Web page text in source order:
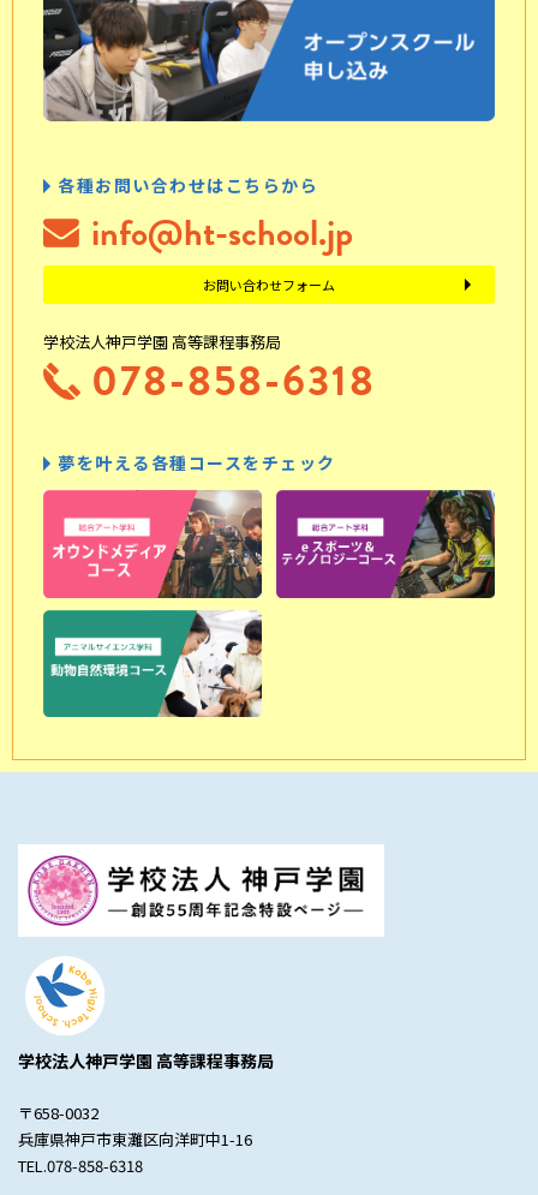
各種お問い合わせはこちらから
info@ht-school.jp
お問い合わせフォーム
学校法人神戸学園 高等課程事務局
078-858-6318
夢を叶える各種コースをチェック
学校法人神戸学園 高等課程事務局
〒658-0032
兵庫県神戸市東灘区向洋町中1-16
TEL.078-858-6318